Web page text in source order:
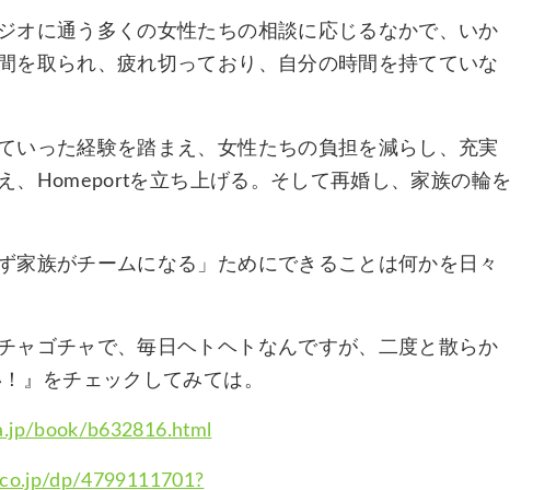
オに通う多くの女性たちの相談に応じるなかで、いか
を取られ、疲れ切っており、自分の時間を持てていな
いった経験を踏まえ、女性たちの負担を減らし、充実
、Homeportを立ち上げる。そして再婚し、家族の輪を
家族がチームになる」ためにできることは何かを日々
ャゴチャで、毎日ヘトヘトなんですが、二度と散らか
』をチェックしてみては。
book/b632816.html
dp/4799111701?